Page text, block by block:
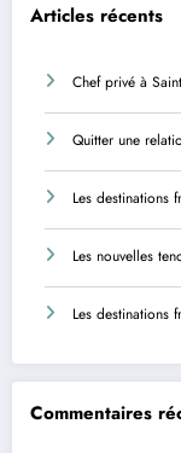
Articles récents
Chef privé à
Quitter une
Les destinations
Les nouvelles
Les destinations
Commentaires